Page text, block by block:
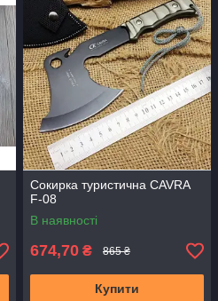
Сокирка туристична CAVRA
F-08
В наявності
674,70 ₴ 865 ₴
Купити